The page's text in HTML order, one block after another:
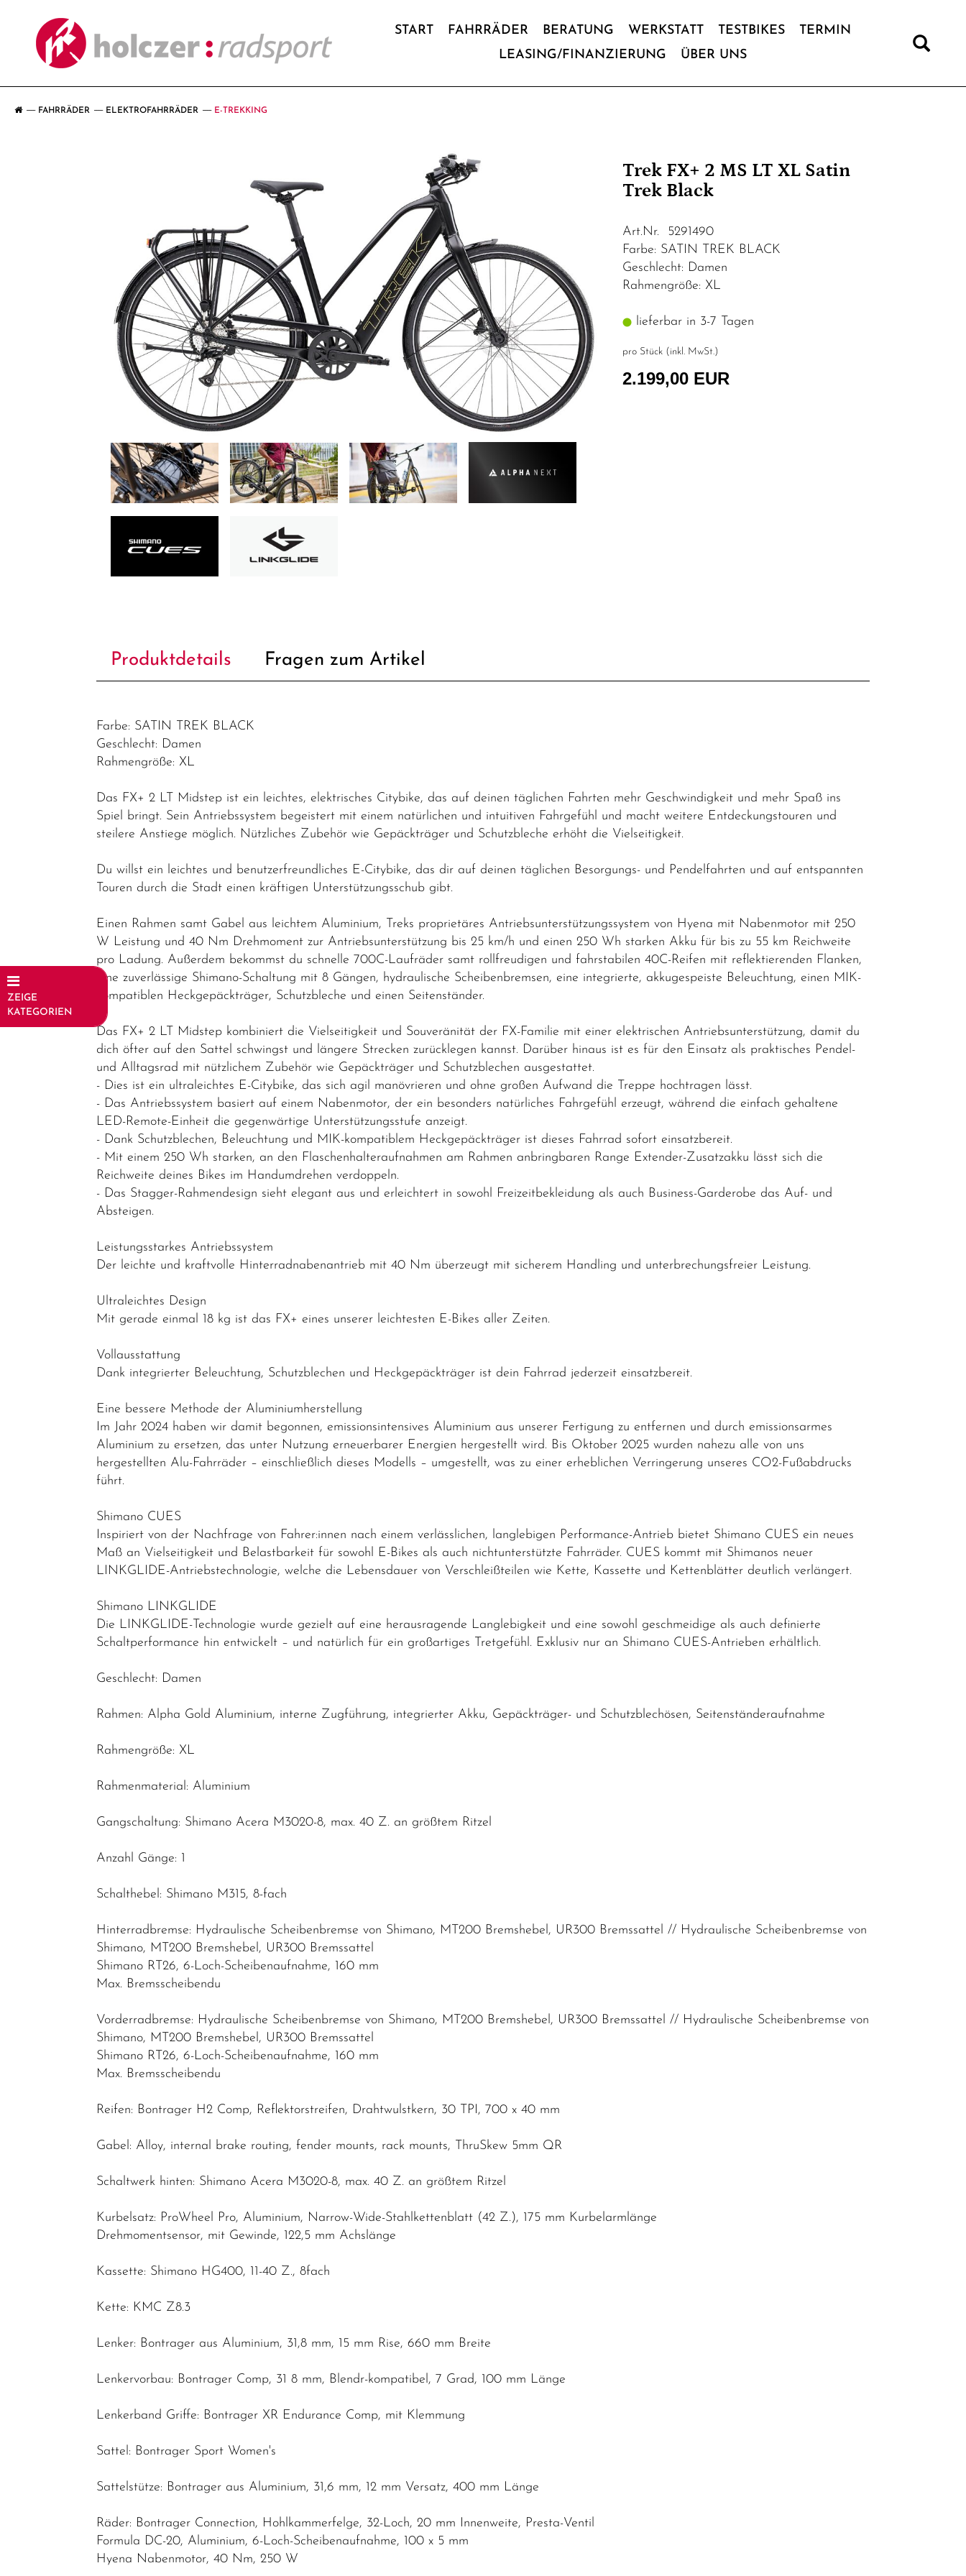
START FAHRRÄDER BERATUNG WERKSTATT TESTBIKES
TERMIN
LEASING/FINANZIERUNG
ÜBER UNS
FAHRRÄDER ELEKTROFAHRRÄDER E-TREKKING
ZEIGE
KATEGORIEN
Elektrofahrräder
Jugendfahrräder
Mountainbikes
Trek FX+ 2 MS LT XL Satin
Trek Black
Art.Nr. 5291490
Farbe: SATIN TREK BLACK
Geschlecht: Damen
Rahmengröße: XL
lieferbar in 3-7 Tagen
pro Stück (inkl. MwSt.)
2.199,00 EUR
Produktdetails Fragen zum Artikel
Farbe: SATIN TREK BLACK
Geschlecht: Damen
Rahmengröße: XL
Das FX+ 2 LT Midstep ist ein leichtes, elektrisches Citybike, das auf deinen täglichen Fahrten mehr Geschwindigkeit und mehr Spaß ins
Spiel bringt. Sein Antriebssystem begeistert mit einem natürlichen und intuitiven Fahrgefühl und macht weitere Entdeckungstouren und
steilere Anstiege möglich. Nützliches Zubehör wie Gepäckträger und Schutzbleche erhöht die Vielseitigkeit.
Du willst ein leichtes und benutzerfreundliches E-Citybike, das dir auf deinen täglichen Besorgungs- und Pendelfahrten und auf entspannten
Touren durch die Stadt einen kräftigen Unterstützungsschub gibt.
Einen Rahmen samt Gabel aus leichtem Aluminium, Treks proprietäres Antriebsunterstützungssystem von Hyena mit Nabenmotor mit 250
W Leistung und 40 Nm Drehmoment zur Antriebsunterstützung bis 25 km/h und einen 250 Wh starken Akku für bis zu 55 km Reichweite
pro Ladung. Außerdem bekommst du schnelle 700C-Laufräder samt rollfreudigen und fahrstabilen 40C-Reifen mit reflektierenden Flanken,
eine zuverlässige Shimano-Schaltung mit 8 Gängen, hydraulische Scheibenbremsen, eine integrierte, akkugespeiste Beleuchtung, einen MIK-
kompatiblen Heckgepäckträger, Schutzbleche und einen Seitenständer.
Das FX+ 2 LT Midstep kombiniert die Vielseitigkeit und Souveränität der FX-Familie mit einer elektrischen Antriebsunterstützung, damit du
dich öfter auf den Sattel schwingst und längere Strecken zurücklegen kannst. Darüber hinaus ist es für den Einsatz als praktisches Pendel-
und Alltagsrad mit nützlichem Zubehör wie Gepäckträger und Schutzblechen ausgestattet.
- Dies ist ein ultraleichtes E-Citybike, das sich agil manövrieren und ohne großen Aufwand die Treppe hochtragen lässt.
- Das Antriebssystem basiert auf einem Nabenmotor, der ein besonders natürliches Fahrgefühl erzeugt, während die einfach gehaltene
LED-Remote-Einheit die gegenwärtige Unterstützungsstufe anzeigt.
- Dank Schutzblechen, Beleuchtung und MIK-kompatiblem Heckgepäckträger ist dieses Fahrrad sofort einsatzbereit.
- Mit einem 250 Wh starken, an den Flaschenhalteraufnahmen am Rahmen anbringbaren Range Extender-Zusatzakku lässt sich die
Reichweite deines Bikes im Handumdrehen verdoppeln.
- Das Stagger-Rahmendesign sieht elegant aus und erleichtert in sowohl Freizeitbekleidung als auch Business-Garderobe das Auf- und
Absteigen.
Leistungsstarkes Antriebssystem
Der leichte und kraftvolle Hinterradnabenantrieb mit 40 Nm überzeugt mit sicherem Handling und unterbrechungsfreier Leistung.
Ultraleichtes Design
Mit gerade einmal 18 kg ist das FX+ eines unserer leichtesten E-Bikes aller Zeiten.
Vollausstattung
Dank integrierter Beleuchtung, Schutzblechen und Heckgepäckträger ist dein Fahrrad jederzeit einsatzbereit.
Eine bessere Methode der Aluminiumherstellung
Im Jahr 2024 haben wir damit begonnen, emissionsintensives Aluminium aus unserer Fertigung zu entfernen und durch emissionsarmes
Aluminium zu ersetzen, das unter Nutzung erneuerbarer Energien hergestellt wird. Bis Oktober 2025 wurden nahezu alle von uns
hergestellten Alu-Fahrräder – einschließlich dieses Modells – umgestellt, was zu einer erheblichen Verringerung unseres CO2-Fußabdrucks
führt.
Shimano CUES
Inspiriert von der Nachfrage von Fahrer:innen nach einem verlässlichen, langlebigen Performance-Antrieb bietet Shimano CUES ein neues
Maß an Vielseitigkeit und Belastbarkeit für sowohl E-Bikes als auch nichtunterstützte Fahrräder. CUES kommt mit Shimanos neuer
LINKGLIDE-Antriebstechnologie, welche die Lebensdauer von Verschleißteilen wie Kette, Kassette und Kettenblätter deutlich verlängert.
Shimano LINKGLIDE
Die LINKGLIDE-Technologie wurde gezielt auf eine herausragende Langlebigkeit und eine sowohl geschmeidige als auch definierte
Schaltperformance hin entwickelt – und natürlich für ein großartiges Tretgefühl. Exklusiv nur an Shimano CUES-Antrieben erhältlich.
Geschlecht: Damen
Rahmen: Alpha Gold Aluminium, interne Zugführung, integrierter Akku, Gepäckträger- und Schutzblechösen, Seitenständeraufnahme
Rahmengröße: XL
Rahmenmaterial: Aluminium
Gangschaltung: Shimano Acera M3020-8, max. 40 Z. an größtem Ritzel
Anzahl Gänge: 1
Schalthebel: Shimano M315, 8-fach
Hinterradbremse: Hydraulische Scheibenbremse von Shimano, MT200 Bremshebel, UR300 Bremssattel // Hydraulische Scheibenbremse von
Shimano, MT200 Bremshebel, UR300 Bremssattel
Shimano RT26, 6-Loch-Scheibenaufnahme, 160 mm
Max. Bremsscheibendu
Vorderradbremse: Hydraulische Scheibenbremse von Shimano, MT200 Bremshebel, UR300 Bremssattel // Hydraulische Scheibenbremse von
Shimano, MT200 Bremshebel, UR300 Bremssattel
Shimano RT26, 6-Loch-Scheibenaufnahme, 160 mm
Max. Bremsscheibendu
Reifen: Bontrager H2 Comp, Reflektorstreifen, Drahtwulstkern, 30 TPI, 700 x 40 mm
Gabel: Alloy, internal brake routing, fender mounts, rack mounts, ThruSkew 5mm QR
Schaltwerk hinten: Shimano Acera M3020-8, max. 40 Z. an größtem Ritzel
Kurbelsatz: ProWheel Pro, Aluminium, Narrow-Wide-Stahlkettenblatt (42 Z.), 175 mm Kurbelarmlänge
Drehmomentsensor, mit Gewinde, 122,5 mm Achslänge
Kassette: Shimano HG400, 11-40 Z., 8fach
Kette: KMC Z8.3
Lenker: Bontrager aus Aluminium, 31,8 mm, 15 mm Rise, 660 mm Breite
Lenkervorbau: Bontrager Comp, 31 8 mm, Blendr-kompatibel, 7 Grad, 100 mm Länge
Lenkerband Griffe: Bontrager XR Endurance Comp, mit Klemmung
Sattel: Bontrager Sport Women's
Sattelstütze: Bontrager aus Aluminium, 31,6 mm, 12 mm Versatz, 400 mm Länge
Räder: Bontrager Connection, Hohlkammerfelge, 32-Loch, 20 mm Innenweite, Presta-Ventil
Formula DC-20, Aluminium, 6-Loch-Scheibenaufnahme, 100 x 5 mm
Hyena Nabenmotor, 40 Nm, 250 W